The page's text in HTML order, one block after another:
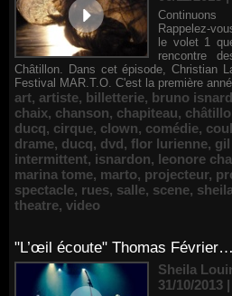
Continuons
Rappelez-
le volet 1
rencontre
Châtillon. Dans cet épisode, Christian
Festival MAR.T.O. C'est la première
art, artiste, billetterie, bruno
chaix, chanson, chapiteau,
ducq, cirque, clown, comédie,
drame, ducq, dvd, flor lurienne,
intermittent, isnardon, leonore
marina tome, marto, projecteur,
spectacle, rues, salle, scene,
theatre, video
"L’œil écoute" Thomas Février…
Sheila
31/10/2013 |